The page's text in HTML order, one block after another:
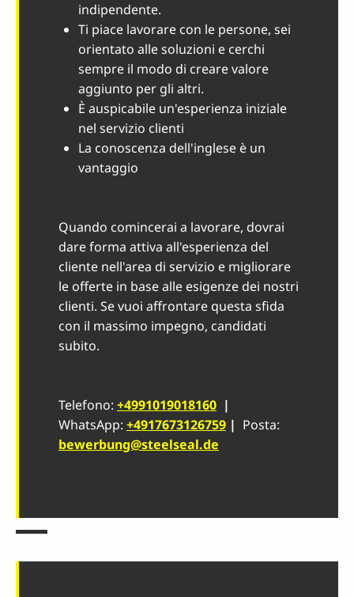
indipendente.
Ti piace lavorare con le persone, sei
orientato alle soluzioni e cerchi
sempre il modo di creare valore
aggiunto per gli altri.
È auspicabile un'esperienza iniziale
nel servizio clienti
La conoscenza dell'inglese è un
vantaggio
Quando comincerai a lavorare, dovrai
dare forma attiva all'esperienza del
cliente nell'area di servizio e migliorare
le offerte in base alle esigenze dei nostri
clienti. Se vuoi affrontare questa sfida
con il massimo impegno, candidati
subito.
Telefono: +4991019018160 |
WhatsApp: +4917673126759 | Posta:
bewerbung@steelseal.de